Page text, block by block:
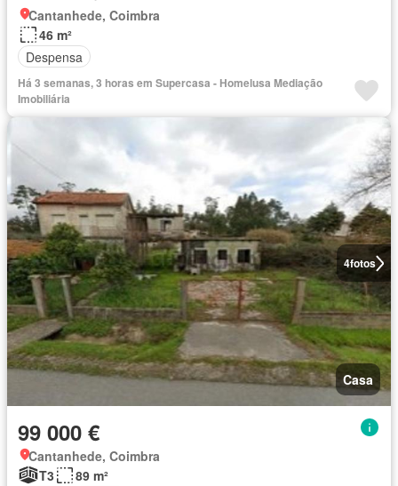
Cantanhede, Coimbra
46 m²
Despensa
Há 3 semanas, 3 horas em Supercasa - Homelusa Mediação
Imobiliária
4fotos
Casa
99 000 €
Cantanhede, Coimbra
T3
89 m²